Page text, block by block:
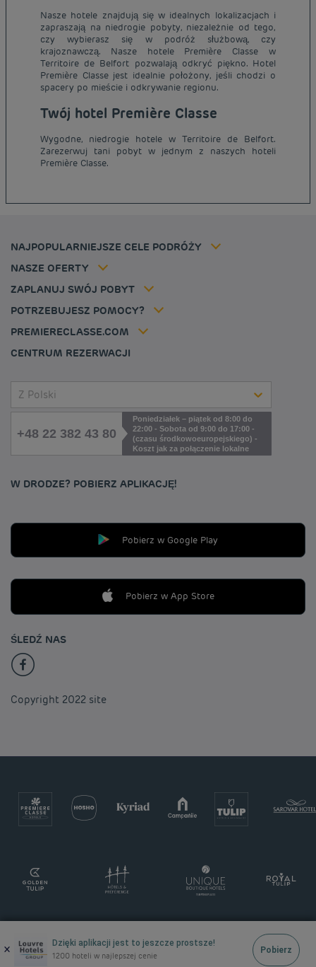
Nasze hotele znajdują się w idealnych lokalizacjach i
zapraszają na niedrogie pobyty, niezależnie od tego,
czy wybierasz się w podróż służbową, czy
krajoznawczą. Nasze hotele Première Classe w
Territoire de Belfort pozwalają odkryć piękno. Hotel
Première Classe jest idealnie położony, jeśli chodzi o
spacery po mieście i odkrywanie regionu.
Twój hotel Première Classe
Wygodne, niedrogie hotele w Territoire de Belfort.
Zarezerwuj tani pobyt w jednym z naszych hoteli
Première Classe.
NAJPOPULARNIEJSZE CELE PODRÓŻY
Tanie hotele Paryż
Tanie hotele Warszawa
Tanie hotele Wrocław
Tanie hotele Polska
Tanie hotele Belgia
NASZE OFERTY
Stawka członkowska
ZAPLANUJ SWÓJ POBYT
POTRZEBUJESZ POMOCY?
PREMIERECLASSE.COM
Informacje prawne
Regulamin
Tax policy
Kariera
Louvre Hotels Group
CENTRUM REZERWACJI
Z Polski
+48 22 382 43 80
Poniedziałek – piątek od 8:00 do
22:00 - Sobota od 9:00 do 17:00 -
(czasu środkowoeuropejskiego) -
Koszt jak za połączenie lokalne
W DRODZE? POBIERZ APLIKACJĘ!
Pobierz w Google Play
Pobierz w App Store
ŚLEDŹ NAS
Copyright 2022 site
× Dzięki aplikacji jest to jeszcze prostsze!
1200 hoteli w najlepszej cenie
Pobierz